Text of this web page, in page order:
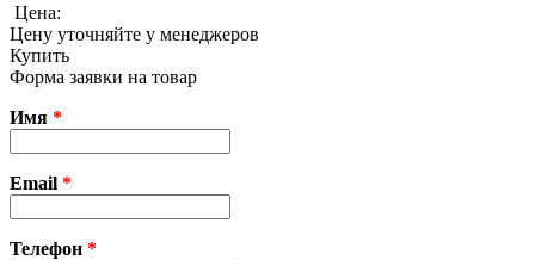
Цена:
Цену уточняйте у менеджеров
Купить
Форма заявки на товар
Имя *
Email *
Телефон *